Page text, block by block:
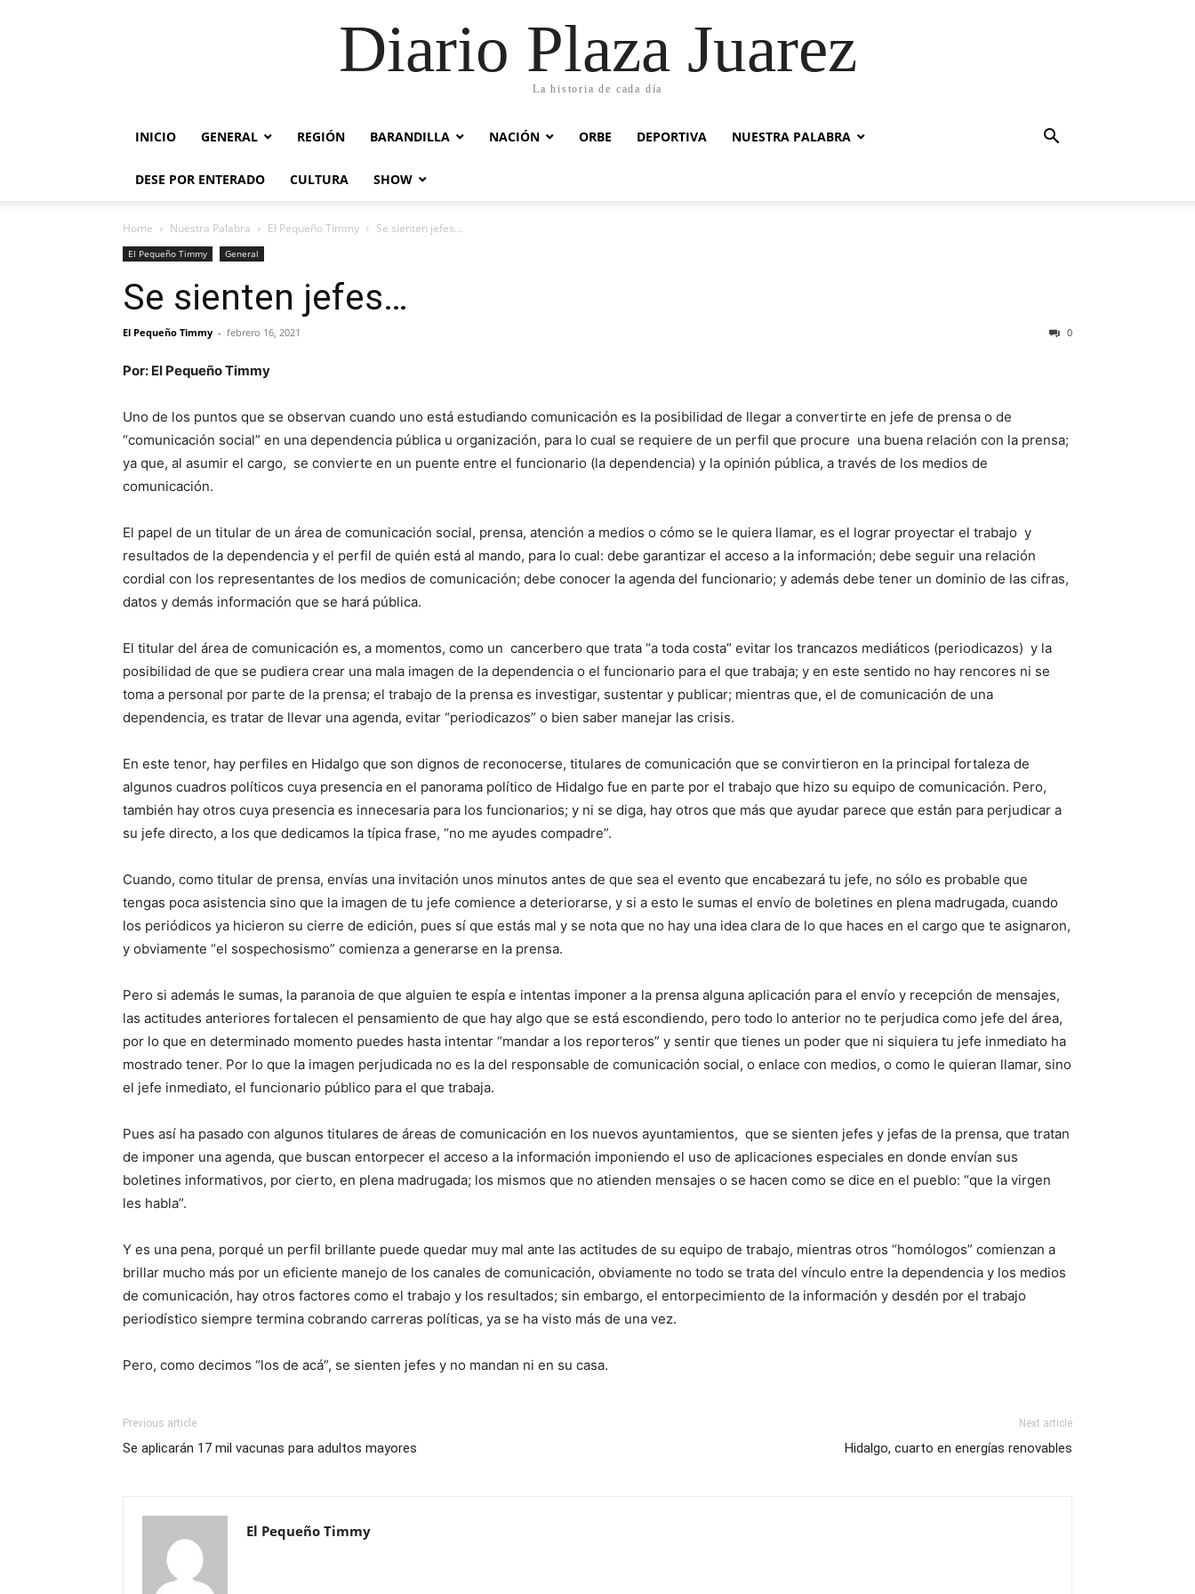
Diario Plaza Juarez
La historia de cada día
INICIO GENERAL REGIÓN BARANDILLA NACIÓN ORBE DEPORTIVA NUESTRA PALABRA
DESE POR ENTERADO CULTURA SHOW
Home Nuestra Palabra El Pequeño Timmy Se sienten jefes…
El Pequeño Timmy General
Se sienten jefes…
El Pequeño Timmy - febrero 16, 2021 0
Por: El Pequeño Timmy
Uno de los puntos que se observan cuando uno está estudiando comunicación es la posibilidad de llegar a convertirte en jefe de prensa o de
“comunicación social” en una dependencia pública u organización, para lo cual se requiere de un perfil que procure una buena relación con la prensa;
ya que, al asumir el cargo, se convierte en un puente entre el funcionario (la dependencia) y la opinión pública, a través de los medios de
comunicación.
El papel de un titular de un área de comunicación social, prensa, atención a medios o cómo se le quiera llamar, es el lograr proyectar el trabajo y
resultados de la dependencia y el perfil de quién está al mando, para lo cual: debe garantizar el acceso a la información; debe seguir una relación
cordial con los representantes de los medios de comunicación; debe conocer la agenda del funcionario; y además debe tener un dominio de las cifras,
datos y demás información que se hará pública.
El titular del área de comunicación es, a momentos, como un cancerbero que trata “a toda costa” evitar los trancazos mediáticos (periodicazos) y la
posibilidad de que se pudiera crear una mala imagen de la dependencia o el funcionario para el que trabaja; y en este sentido no hay rencores ni se
toma a personal por parte de la prensa; el trabajo de la prensa es investigar, sustentar y publicar; mientras que, el de comunicación de una
dependencia, es tratar de llevar una agenda, evitar “periodicazos” o bien saber manejar las crisis.
En este tenor, hay perfiles en Hidalgo que son dignos de reconocerse, titulares de comunicación que se convirtieron en la principal fortaleza de
algunos cuadros políticos cuya presencia en el panorama político de Hidalgo fue en parte por el trabajo que hizo su equipo de comunicación. Pero,
también hay otros cuya presencia es innecesaria para los funcionarios; y ni se diga, hay otros que más que ayudar parece que están para perjudicar a
su jefe directo, a los que dedicamos la típica frase, “no me ayudes compadre”.
Cuando, como titular de prensa, envías una invitación unos minutos antes de que sea el evento que encabezará tu jefe, no sólo es probable que
tengas poca asistencia sino que la imagen de tu jefe comience a deteriorarse, y si a esto le sumas el envío de boletines en plena madrugada, cuando
los periódicos ya hicieron su cierre de edición, pues sí que estás mal y se nota que no hay una idea clara de lo que haces en el cargo que te asignaron,
y obviamente “el sospechosismo” comienza a generarse en la prensa.
Pero si además le sumas, la paranoia de que alguien te espía e intentas imponer a la prensa alguna aplicación para el envío y recepción de mensajes,
las actitudes anteriores fortalecen el pensamiento de que hay algo que se está escondiendo, pero todo lo anterior no te perjudica como jefe del área,
por lo que en determinado momento puedes hasta intentar “mandar a los reporteros” y sentir que tienes un poder que ni siquiera tu jefe inmediato ha
mostrado tener. Por lo que la imagen perjudicada no es la del responsable de comunicación social, o enlace con medios, o como le quieran llamar, sino
el jefe inmediato, el funcionario público para el que trabaja.
Pues así ha pasado con algunos titulares de áreas de comunicación en los nuevos ayuntamientos, que se sienten jefes y jefas de la prensa, que tratan
de imponer una agenda, que buscan entorpecer el acceso a la información imponiendo el uso de aplicaciones especiales en donde envían sus
boletines informativos, por cierto, en plena madrugada; los mismos que no atienden mensajes o se hacen como se dice en el pueblo: “que la virgen
les habla”.
Y es una pena, porqué un perfil brillante puede quedar muy mal ante las actitudes de su equipo de trabajo, mientras otros “homólogos” comienzan a
brillar mucho más por un eficiente manejo de los canales de comunicación, obviamente no todo se trata del vínculo entre la dependencia y los medios
de comunicación, hay otros factores como el trabajo y los resultados; sin embargo, el entorpecimiento de la información y desdén por el trabajo
periodístico siempre termina cobrando carreras políticas, ya se ha visto más de una vez.
Pero, como decimos “los de acá”, se sienten jefes y no mandan ni en su casa.
Previous article
Se aplicarán 17 mil vacunas para adultos mayores
Next article
Hidalgo, cuarto en energías renovables
El Pequeño Timmy